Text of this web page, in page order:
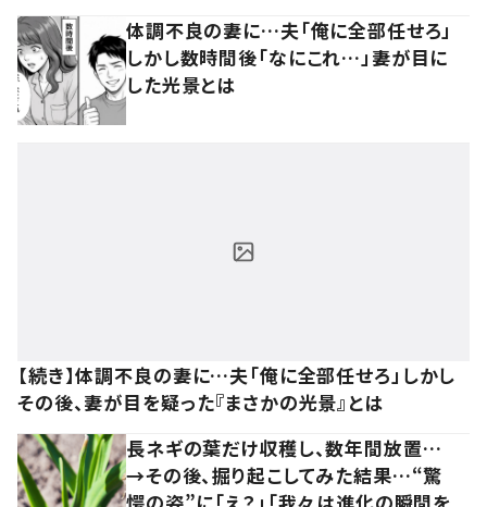
体調不良の妻に…夫「俺に全部任せろ」
しかし数時間後「なにこれ…」妻が目に
した光景とは
【続き】体調不良の妻に…夫「俺に全部任せろ」しかし
その後、妻が目を疑った『まさかの光景』とは
長ネギの葉だけ収穫し、数年間放置…
→その後、掘り起こしてみた結果…“驚